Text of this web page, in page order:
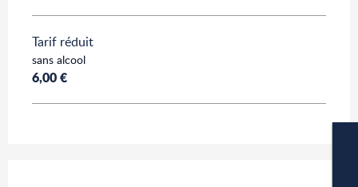
Tarif réduit
sans alcool
6,00 €